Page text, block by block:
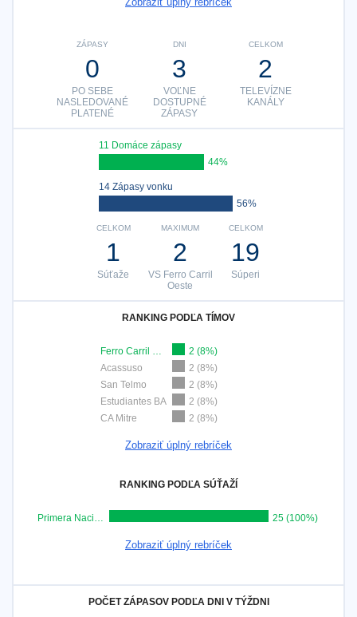
CELKOM
2
TELEVÍZNE
KANÁLY
DNI
3
VOĽNE
DOSTUPNÉ
ZÁPASY
ZÁPASY
0
PO SEBE
NASLEDOVANÉ
PLATENÉ
11 Domáce zápasy
44%
14 Zápasy vonku
56%
CELKOM
19
Súperi
MAXIMUM
2
VS Ferro Carril
Oeste
CELKOM
1
Súťaže
RANKING PODĽA TÍMOV
Ferro Carril Oeste
2 (8%)
Acassuso
2 (8%)
San Telmo
2 (8%)
Estudiantes BA
2 (8%)
CA Mitre
2 (8%)
Zobraziť úplný rebríček
RANKING PODĽA SÚŤAŽÍ
Primera Nacional 25 (100%)
Zobraziť úplný rebríček
POČET ZÁPASOV PODĽA DNI V TÝŽDNI